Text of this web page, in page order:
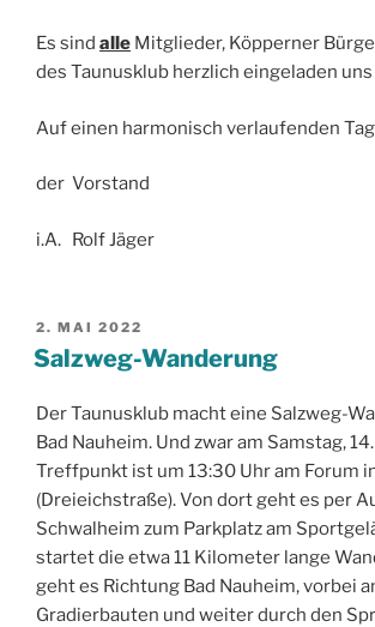
Es sind alle Mitglieder, Köpperner
des Taunusklub herzlich eingeladen
Auf einen harmonisch verlaufenden
der Vorstand
i.A. Rolf Jäger
VERÖFFENTLICHT
AM
2. MAI 2022
Salzweg-Wanderung
Der Taunusklub macht eine Salzweg-
Bad Nauheim. Und zwar am Samstag,
Treffpunkt ist um 13:30 Uhr am Forum
(Dreieichstraße). Von dort geht es per
Schwalheim zum Parkplatz am
startet die etwa 11 Kilometer lange
geht es Richtung Bad Nauheim, vorbei
Gradierbauten und weiter durch den